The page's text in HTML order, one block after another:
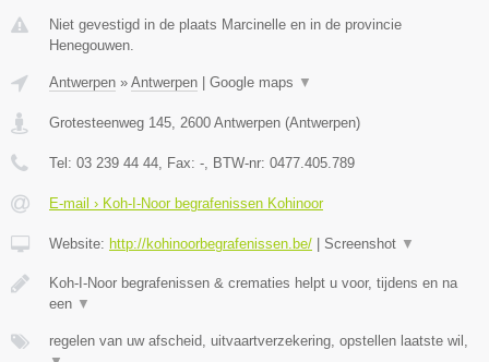
Niet gevestigd in de plaats Marcinelle en in de provincie
Henegouwen.
Antwerpen » Antwerpen Google maps ▼
Grotesteenweg 145, 2600 Antwerpen (Antwerpen)
Tel: 03 239 44 44, Fax: -, BTW-nr: 0477.405.789
E-mail › Koh-I-Noor begrafenissen Kohinoor
Website: http://kohinoorbegrafenissen.be/ Screenshot ▼
Koh-I-Noor begrafenissen & crematies helpt u voor, tijdens en na
een ▼
regelen van uw afscheid, uitvaartverzekering, opstellen laatste wil,